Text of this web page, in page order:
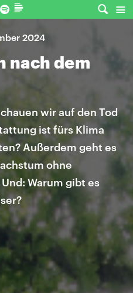
2024
nach dem
wir auf den Tod
ist fürs Klima
Außerdem geht es
ohne
Warum gibt es